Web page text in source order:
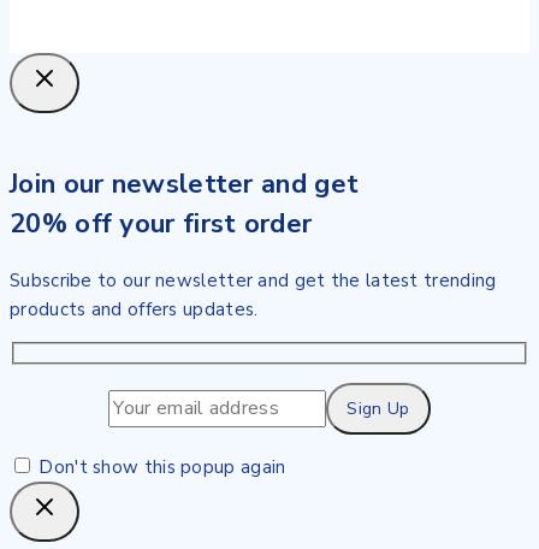
Join our newsletter and get
20% off your first order
Subscribe to our newsletter and get the latest trending
products and offers updates.
Don't show this popup again